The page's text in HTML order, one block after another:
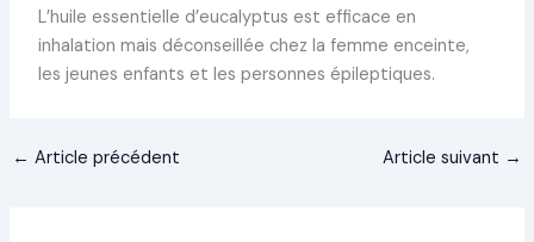
L’huile essentielle d’eucalyptus est efficace en
inhalation mais déconseillée chez la femme enceinte,
les jeunes enfants et les personnes épileptiques.
← Article précédent Article suivant →